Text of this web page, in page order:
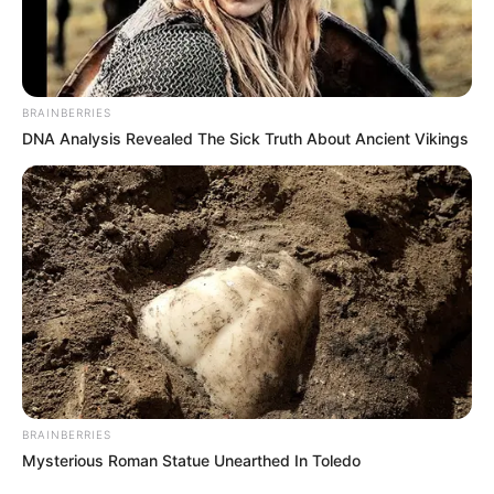
Linkdo vídeo no
– Papai Noel
Quem foi que disse que beleza e economia não
podem andar juntas? Esse projeto é a prova de
que não só podem mas como devem, ainda mais
se o objetivo é ter uma festa de Natal mais
alegre e colorida.
BRAINBERRIES
DNA Analysis Revealed The Sick Truth About Ancient Vikings
BRAINBERRIES
Mysterious Roman Statue Unearthed In Toledo